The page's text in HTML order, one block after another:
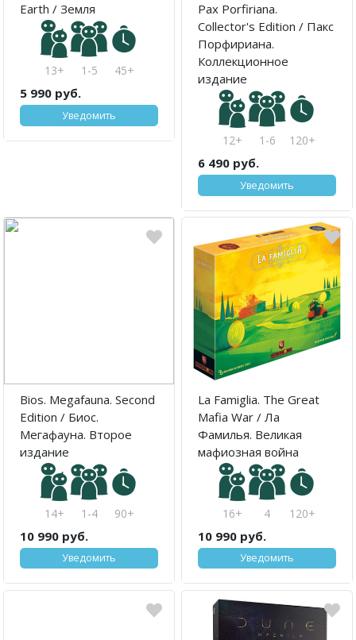
Earth / Земля
13+ 1-5 45+
5 990 руб.
Уведомить
Pax Porfiriana.
Collector's Edition / Пакс
Порфириана.
Коллекционное
издание
12+ 1-6 120+
6 490 руб.
Уведомить
Bios. Megafauna. Second
Edition / Биос.
Мегафауна. Второе
издание
14+ 1-4 90+
10 990 руб.
Уведомить
La Famiglia. The Great
Mafia War / Ла
Фамилья. Великая
мафиозная война
16+ 4 120+
10 990 руб.
Уведомить